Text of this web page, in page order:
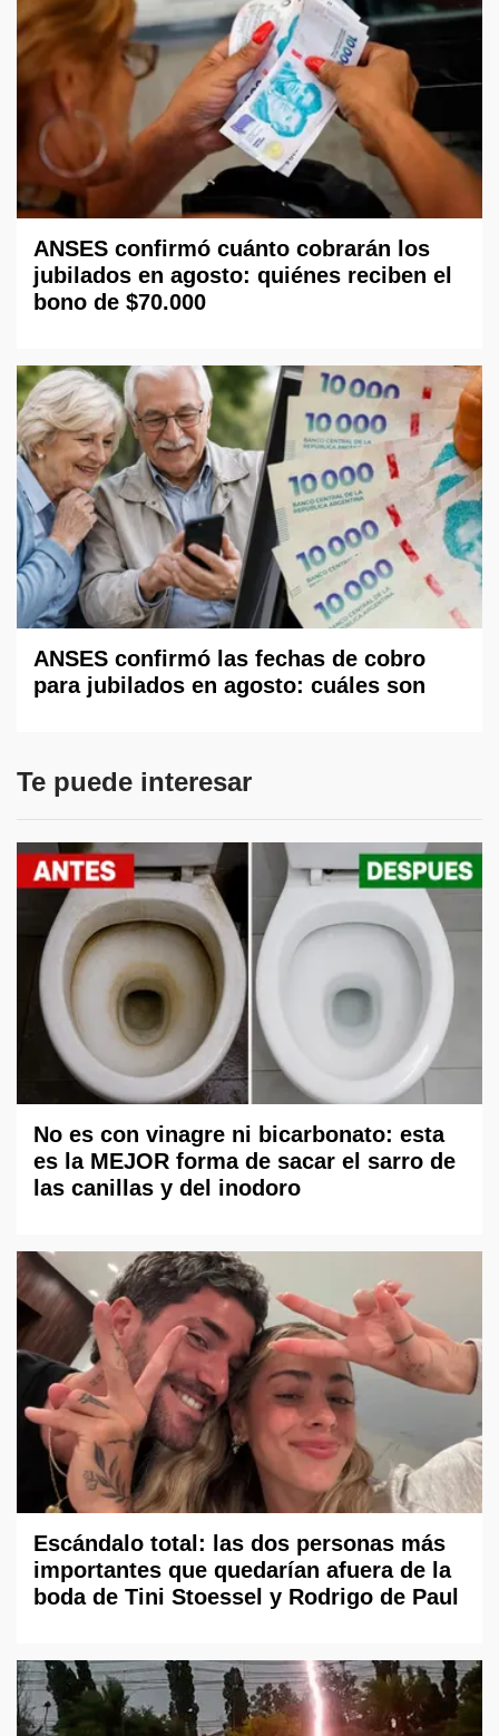
ANSES confirmó cuánto cobrarán los
jubilados en agosto: quiénes reciben el
bono de $70.000
ANSES confirmó las fechas de cobro
para jubilados en agosto: cuáles son
Te puede interesar
No es con vinagre ni bicarbonato: esta
es la MEJOR forma de sacar el sarro de
las canillas y del inodoro
Escándalo total: las dos personas más
importantes que quedarían afuera de la
boda de Tini Stoessel y Rodrigo de Paul